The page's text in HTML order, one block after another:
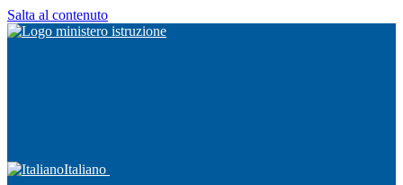
Salta al contenuto
Italiano